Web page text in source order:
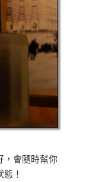
，會隨時幫你
！